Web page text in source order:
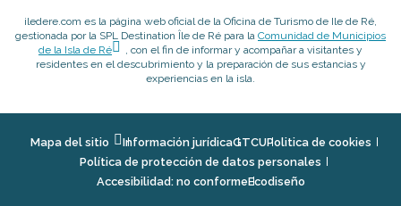
iledere.com es la página web oficial de la Oficina de Turismo de Ile de Ré,
gestionada por la SPL Destination Île de Ré para la Comunidad de Municipios
de la Isla de Ré
, con el fin de informar y acompañar a visitantes y
residentes en el descubrimiento y la preparación de sus estancias y
experiencias en la isla.
Mapa del sitio Información jurídicaGTCUPolitica de cookies
Política de protección de datos personales
Accesibilidad: no conformeEcodiseño